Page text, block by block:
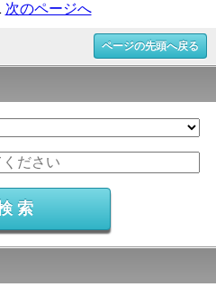
次のページへ
ページの先頭へ戻る